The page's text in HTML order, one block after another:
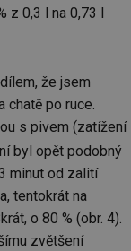
z 0,3 l na 0,73 l
že jsem
chatě po ruce.
s pivem (zatížení
byl opět podobný
minut od zalití
tentokrát na
o 80 % (obr. 4).
zvětšení